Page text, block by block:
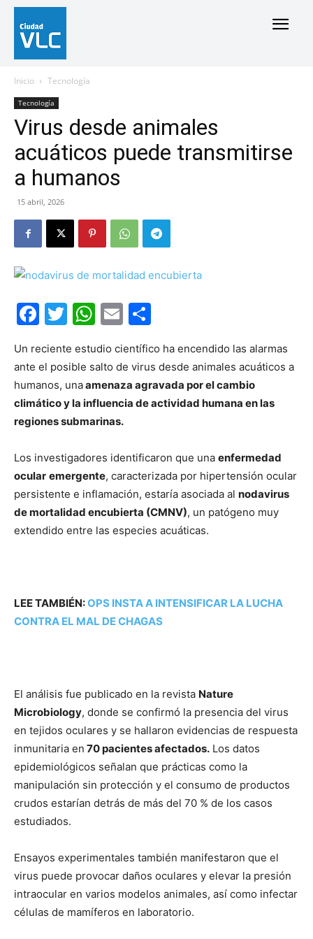
Inicio Tecnología
Tecnología
Virus desde animales
acuáticos puede transmitirse
a humanos
15 abril, 2026
Facebook
Twitter
WhatsApp
Email
Un reciente estudio científico ha encendido las alarmas
ante el posible salto de virus desde animales acuáticos a
humanos, unaamenaza agravada por el cambio
climático y la influencia de actividad humana en las
regiones submarinas.
Los investigadores identificaron que una enfermedad
ocular emergente, caracterizada por hipertensión ocular
persistente e inflamación, estaría asociada al nodavirus
de mortalidad encubierta (CMNV), un patógeno muy
extendido entre las especies acuáticas.
LEE TAMBIÉN:OPS INSTA A INTENSIFICAR LA LUCHA
CONTRA EL MAL DE CHAGAS
El análisis fue publicado en la revista Nature
Microbiology, donde se confirmó la presencia del virus
en tejidos oculares y se hallaron evidencias de respuesta
inmunitaria en 70 pacientes afectados. Los datos
epidemiológicos señalan que prácticas como la
manipulación sin protección y el consumo de productos
crudos estarían detrás de más del 70 % de los casos
estudiados.
Ensayos experimentales también manifestaron que el
virus puede provocar daños oculares y elevar la presión
intraocular en varios modelos animales, así como infectar
células de mamíferos en laboratorio.